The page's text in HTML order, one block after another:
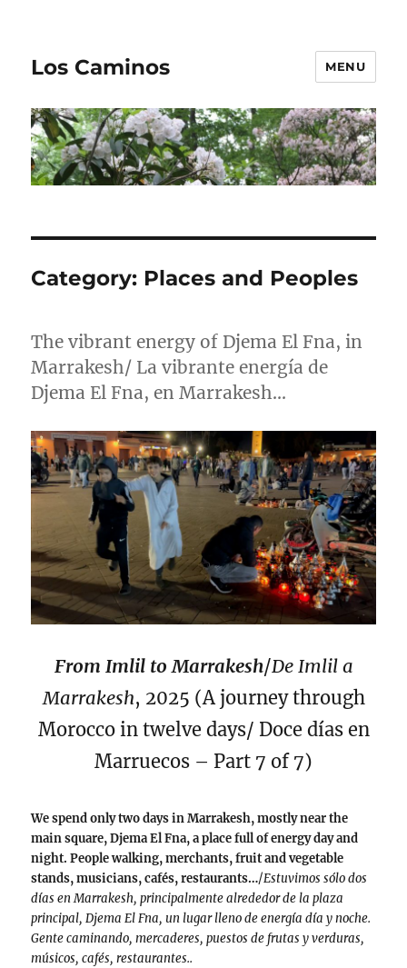
Los Caminos MENU
Category: Places and Peoples
The vibrant energy of Djema El Fna, in
Marrakesh/ La vibrante energía de
Djema El Fna, en Marrakesh…
From Imlil to Marrakesh/De Imlil a
Marrakesh, 2025 (A journey through
Morocco in twelve days/ Doce días en
Marruecos – Part 7 of 7)
We spend only two days in Marrakesh, mostly near the
main square, Djema El Fna, a place full of energy day and
night. People walking, merchants, fruit and vegetable
stands, musicians, cafés, restaurants…/Estuvimos sólo dos
días en Marrakesh, principalmente alrededor de la plaza
principal, Djema El Fna, un lugar lleno de energía día y noche.
Gente caminando, mercaderes, puestos de frutas y verduras,
músicos, cafés, restaurantes..